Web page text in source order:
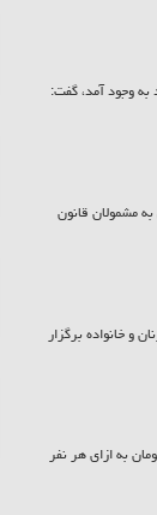
به وجود آمد، گفت:
امید مهر مادران به مشمولان قانون
و خانواده برگزار
با رقم انتهای کد ملی ۷، ۸ و ۹ مبلغ یک میلیون تومان به ازای هر نفر